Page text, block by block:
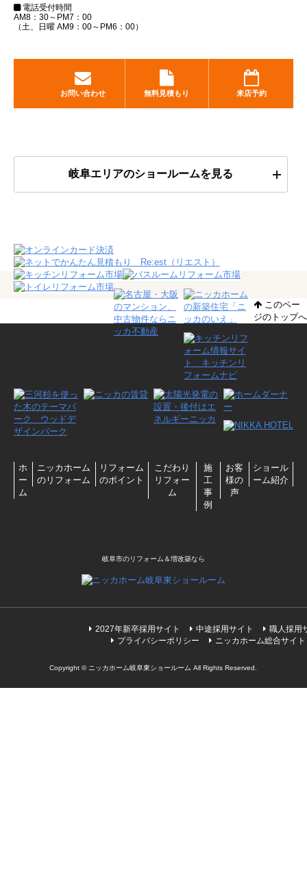
電話受付時間
AM8：30～PM7：00
（土、日曜 AM9：00～PM6：00）
お問い合わせ 無料見積もり 来店予約
岐阜エリアのショールームを見る
このペー
ジのトップへ
ホ
ー
ム
ニッカホーム
のリフォーム
リフォーム
のポイント
こだわり
リフォー
ム
施
工
事
例
お客
様の
声
ショール
ーム紹介
岐阜市のリフォーム＆増改築なら
2027年新卒採用サイト 中途採用サイト
職人採用
プライバシーポリシー
ニッカホーム総合サイト
Copyright © ニッカホーム岐阜東ショールーム All Rights Reserved.